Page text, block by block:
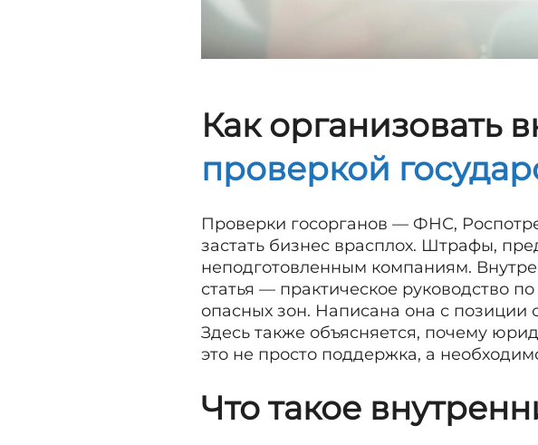
Как организовать
проверкой
Проверки госорганов — ФНС,
застать бизнес врасплох. Штрафы,
неподготовленным компаниям.
статья — практическое руководство
опасных зон. Написана она с позиции
Здесь также объясняется, почему
это не просто поддержка, а
Что такое